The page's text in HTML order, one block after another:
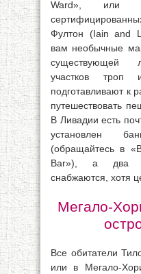
Ward», или
Фултон (Iain and
вам необычные
существующей
участков троп
подготавливают к
путешествовать
В Ливадии есть
установлен
(обращайтесь в
Bar»), а два
снабжаются, хотя
Мегало-
Все обитатели
или в Мегало-